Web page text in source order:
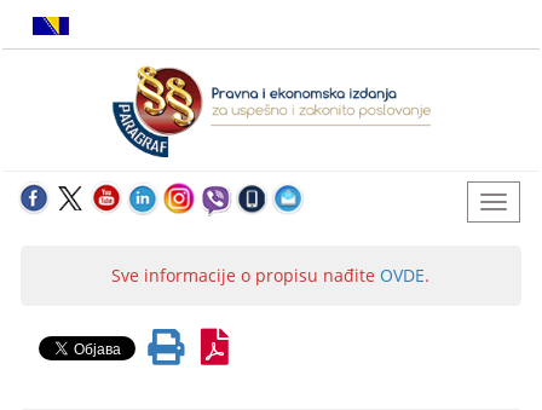
Sve informacije o propisu nađite OVDE.